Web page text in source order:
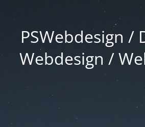
PSWebdesign /
Webdesign /